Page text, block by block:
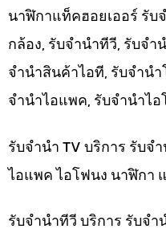
นาฬิกาแท็คฮอยเออร์ รับ
กล้อง, รับจำนำทีวี, รับจ
จำนำสินค้าไอที, รับจำน
จำนำไอแพค, รับจำนำไ
รับจำนำ TV บริการ รับ
ไอแพค ไอโฟนง นาฬิกา
รับจำนำทีวี บริการ รับจ